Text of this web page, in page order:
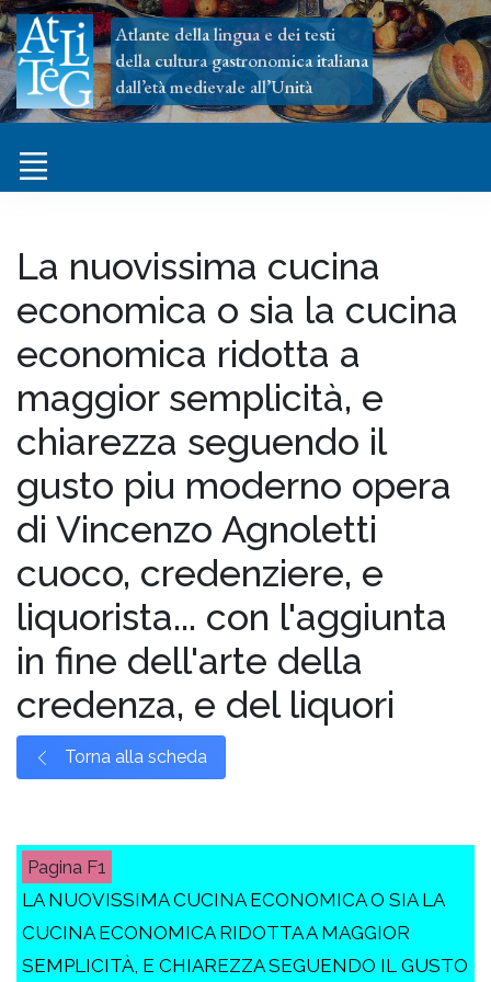
Atlante della lingua e dei testi
della cultura gastronomica italiana
dall’età medievale all’Unità
La nuovissima cucina
economica o sia la cucina
economica ridotta a
maggior semplicità, e
chiarezza seguendo il
gusto piu moderno opera
di Vincenzo Agnoletti
cuoco, credenziere, e
liquorista... con l'aggiunta
in fine dell'arte della
credenza, e del liquori
Torna alla scheda
F1
LA NUOVISSIMA CUCINA ECONOMICA O SIA LA
CUCINA ECONOMICA RIDOTTA A MAGGIOR
SEMPLICITÀ, E CHIAREZZA SEGUENDO IL GUSTO